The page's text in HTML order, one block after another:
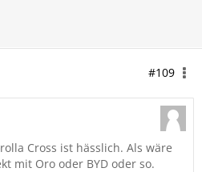
#109
Cross ist hässlich. Als wäre
mit Oro oder BYD oder so.